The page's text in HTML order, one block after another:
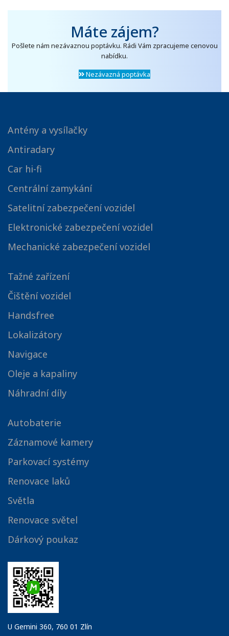
Máte zájem?
Pošlete nám nezávaznou poptávku. Rádi Vám zpracujeme cenovou
nabídku.
Nezávazná poptávka
Antény a vysílačky
Antiradary
Car hi-fi
Centrální zamykání
Satelitní zabezpečení vozidel
Elektronické zabezpečení vozidel
Mechanické zabezpečení vozidel
Tažné zařízení
Čištění vozidel
Handsfree
Lokalizátory
Navigace
Oleje a kapaliny
Náhradní díly
Autobaterie
Záznamové kamery
Parkovací systémy
Renovace laků
Světla
Renovace světel
Dárkový poukaz
U Gemini 360, 760 01 Zlín